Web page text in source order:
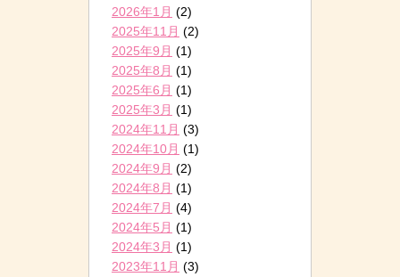
2026年1月 (2)
2025年11月 (2)
2025年9月 (1)
2025年8月 (1)
2025年6月 (1)
2025年3月 (1)
2024年11月 (3)
2024年10月 (1)
2024年9月 (2)
2024年8月 (1)
2024年7月 (4)
2024年5月 (1)
2024年3月 (1)
2023年11月 (3)